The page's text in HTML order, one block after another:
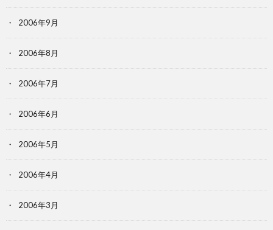
2006年9月
2006年8月
2006年7月
2006年6月
2006年5月
2006年4月
2006年3月